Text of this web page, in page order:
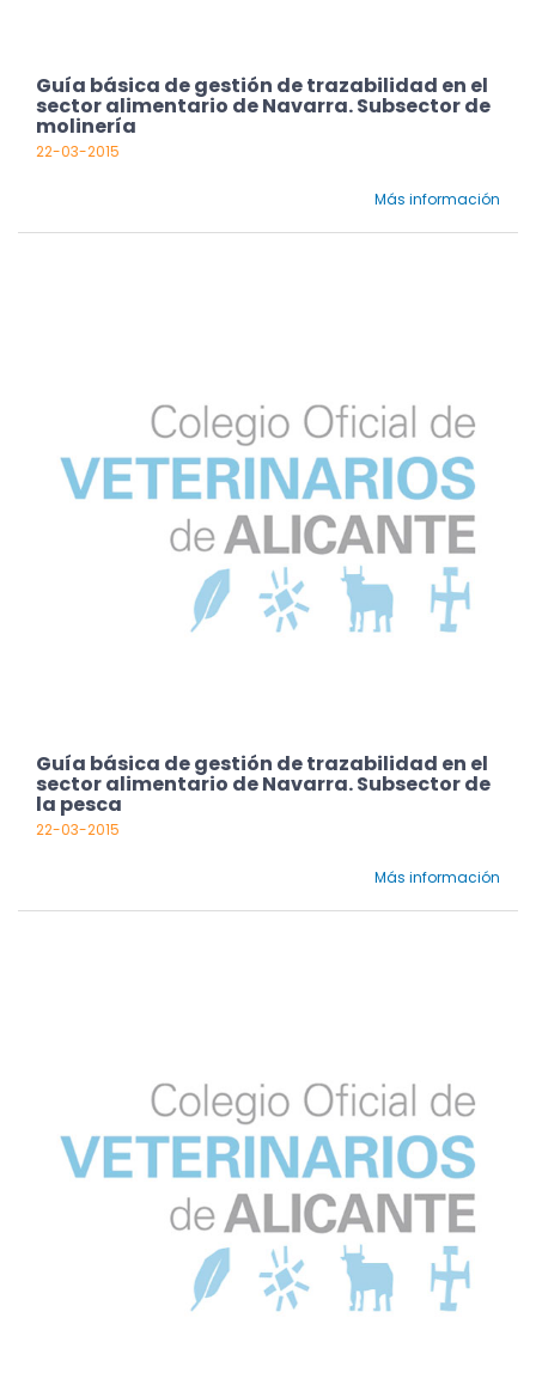
Guía básica de gestión de trazabilidad en el
sector alimentario de Navarra. Subsector de
molinería
22-03-2015
Más información
Guía básica de gestión de trazabilidad en el
sector alimentario de Navarra. Subsector de
la pesca
22-03-2015
Más información